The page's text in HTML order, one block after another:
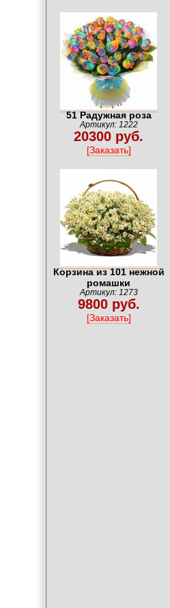
51 Радужная роза
Артикул: 1222
20300 руб.
[Заказать]
Корзина из 101 нежной
ромашки
Артикул: 1273
9800 руб.
[Заказать]